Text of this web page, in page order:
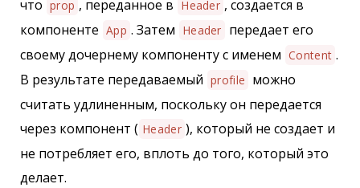
что prop , переданное в Header , создается в
компоненте App . Затем Header передает его
своему дочернему компоненту с именем Content .
В результате передаваемый profile можно
считать удлиненным, поскольку он передается
через компонент ( Header ), который не создает и
не потребляет его, вплоть до того, который это
делает.